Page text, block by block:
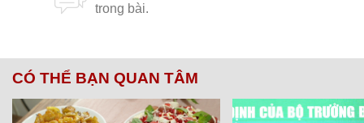
CÓ THỂ BẠN QUAN TÂM